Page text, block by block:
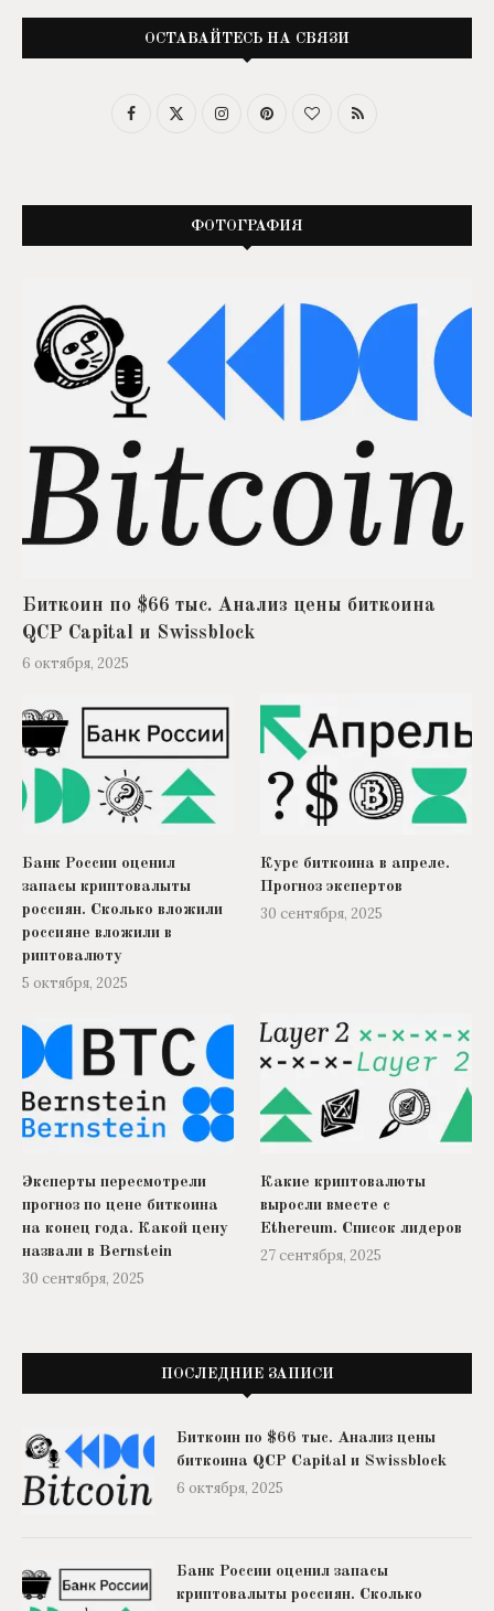
ОСТАВАЙТЕСЬ НА СВЯЗИ
ФОТОГРАФИЯ
Биткоин по $66 тыс. Анализ цены биткоина
QCP Capital и Swissblock
6 октября, 2025
Банк России оценил
запасы криптовалыты
россиян. Сколько вложили
россияне вложили в
риптовалюту
5 октября, 2025
Курс биткоина в апреле.
Прогноз экспертов
30 сентября, 2025
Эксперты пересмотрели
прогноз по цене биткоина
на конец года. Какой цену
назвали в Bernstein
30 сентября, 2025
Какие криптовалюты
выросли вместе с
Ethereum. Список лидеров
27 сентября, 2025
ПОСЛЕДНИЕ ЗАПИСИ
Биткоин по $66 тыс. Анализ цены
биткоина QCP Capital и Swissblock
6 октября, 2025
Банк России оценил запасы
криптовалыты россиян. Сколько